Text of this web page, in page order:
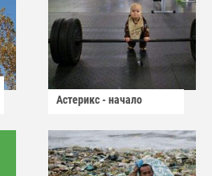
Астерикс - начало